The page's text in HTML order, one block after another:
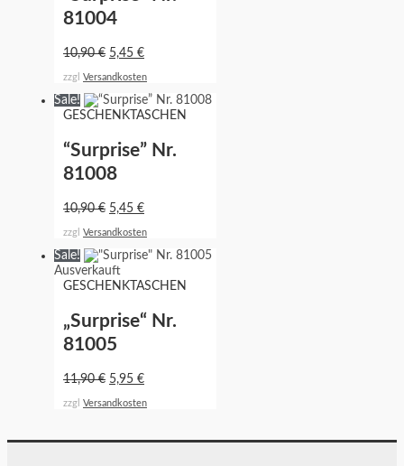
81004
10,90€ 5,45 €
zzgl Versandkosten
Sale!
GESCHENKTASCHEN
“Surprise” Nr.
81008
10,90€ 5,45 €
zzgl Versandkosten
Sale!
Ausverkauft
GESCHENKTASCHEN
„Surprise“ Nr.
81005
11,90€ 5,95 €
zzgl Versandkosten